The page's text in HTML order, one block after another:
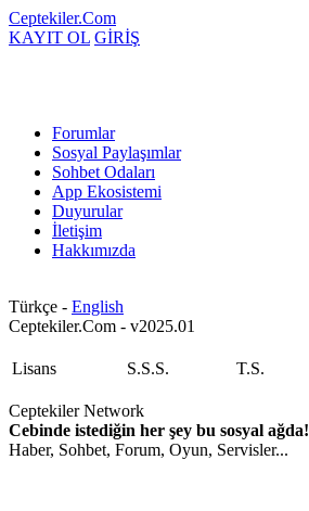
Ceptekiler.Com
KAYIT OL GİRİŞ
Forumlar
Sosyal Paylaşımlar
Sohbet Odaları
App Ekosistemi
Duyurular
İletişim
Hakkımızda
Türkçe - English
Ceptekiler.Com - v2025.01
Lisans S.S.S. T.S.
Ceptekiler Network
Cebinde istediğin her şey bu sosyal ağda!
Haber, Sohbet, Forum, Oyun, Servisler...